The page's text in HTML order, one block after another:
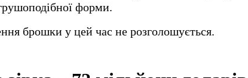
форми.
брошки у цей час не розголошується.